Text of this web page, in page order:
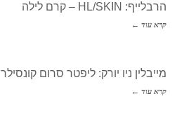
הרבלייף: HL/SKIN – קרם לילה
קרא עוד ←
מייבלין ניו יורק: ליפטר סרום קונסילר
קרא עוד ←